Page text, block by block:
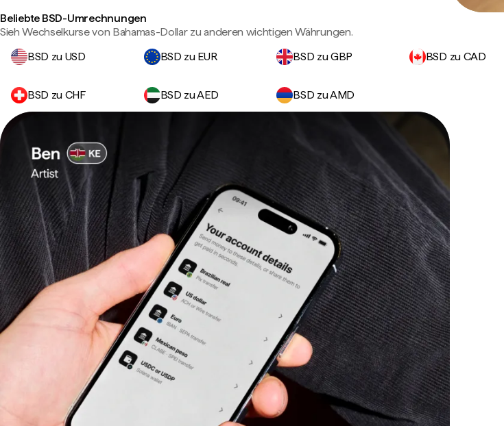
Beliebte BSD-Umrechnungen
Sieh Wechselkurse von Bahamas-Dollar zu anderen wichtigen Währungen.
BSD zu USD
BSD zu EUR BSD zu GBP BSD zu CAD
BSD zu CHF BSD zu AED BSD zu AMD